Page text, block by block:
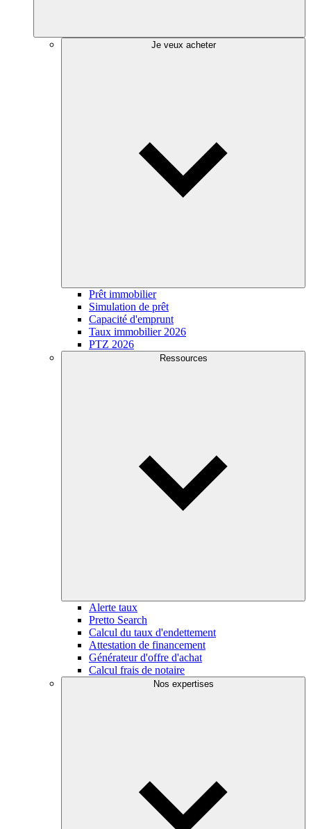
Je veux acheter
Prêt immobilier
Simulation de prêt
Capacité d'emprunt
Taux immobilier 2026
PTZ 2026
Ressources
Alerte taux
Pretto Search
Calcul du taux d'endettement
Attestation de financement
Générateur d'offre d'achat
Calcul frais de notaire
Nos expertises